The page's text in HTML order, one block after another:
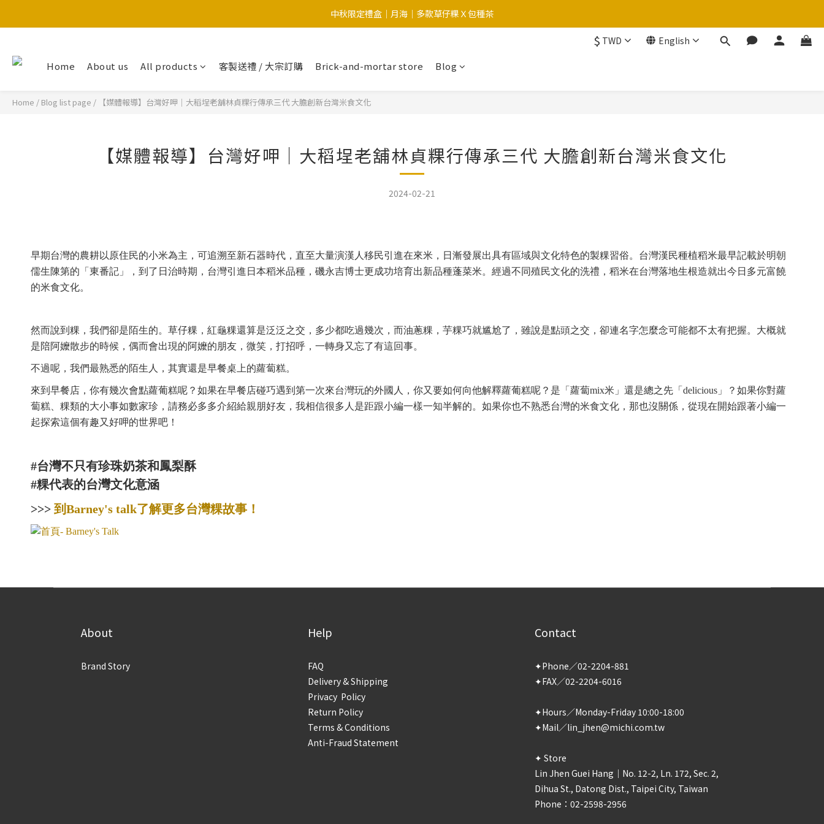
中秋限定-福滿糕 〔預購中〕8/12開始出貨
中秋限定禮盒｜月海｜多款草仔粿Ｘ包種茶
$ TWD English
Home About us All products 客製送禮 / 大宗訂購 Brick-and-mortar store Blog
Home / Blog list page / 【媒體報導】台灣好呷｜大稻埕老舖林貞粿行傳承三代 大膽創新台灣米食文化
【媒體報導】台灣好呷｜大稻埕老舖林貞粿行傳承三代 大膽創新台灣米食文化
2024-02-21
早期台灣的農耕以原住民的小米為主，可追溯至新石器時代，直至大量演漢人移民引進在來米，日漸發展出具有區域與文化特色的製粿習俗。台灣漢民種植稻米最早記載於明朝
儒生陳第的「東番記」，到了日治時期，台灣引進日本稻米品種，磯永吉博士更成功培育出新品種蓬菜米。經過不同殖民文化的洗禮，稻米在台灣落地生根造就出今日多元富饒
的米食文化。
然而說到粿，我們卻是陌生的。草仔粿，紅龜粿還算是泛泛之交，多少都吃過幾次，而油蔥粿，芋粿巧就尴尬了，雖說是點頭之交，卻連名字怎麼念可能都不太有把握。大概就
是陪阿嬤散步的時候，偶而會出現的阿嬤的朋友，微笑，打招呼，一轉身又忘了有這回事。
不過呢，我們最熟悉的陌生人，其實還是早餐桌上的蘿蔔糕。
來到早餐店，你有幾次會點蘿葡糕呢？如果在早餐店碰巧遇到第一次來台灣玩的外國人，你又要如何向他解釋蘿葡糕呢？是「蘿蔔mix米」還是總之先「delicious」？如果你對蘿
蔔糕、粿類的大小事如數家珍，請務必多多介紹給親朋好友，我相信很多人是距跟小編一樣一知半解的。如果你也不熟悉台灣的米食文化，那也沒關係，從現在開始跟著小編一
起探索這個有趣又好呷的世界吧！
#台灣不只有珍珠奶茶和鳳梨酥
#粿代表的台灣文化意涵
>>> 到Barney's talk了解更多台灣粿故事！
About
Brand Story
Help
FAQ
Delivery & Shipping
Privacy Policy
Return Policy
Terms & Conditions
Anti-Fraud Statement
Contact
✦Phone／02-2204-881
✦FAX／02-2204-6016
✦Hours／Monday-Friday 10:00-18:00
✦Mail／lin_jhen@michi.com.tw
✦ Store
Lin Jhen Guei Hang｜No. 12-2, Ln. 172, Sec. 2,
Dihua St., Datong Dist., Taipei City, Taiwan
Phone：02-2598-2956